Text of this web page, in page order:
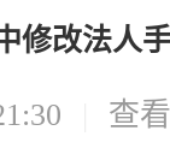
修改法人
查